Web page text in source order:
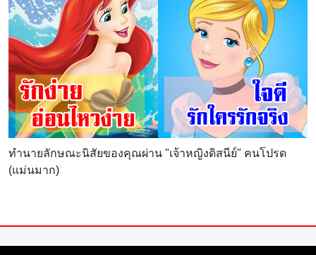
ทำนายลักษณะนิสัยของคุณผ่าน "เจ้าหญิงดิสนีย์" คนโปรด
(แม่นมาก)